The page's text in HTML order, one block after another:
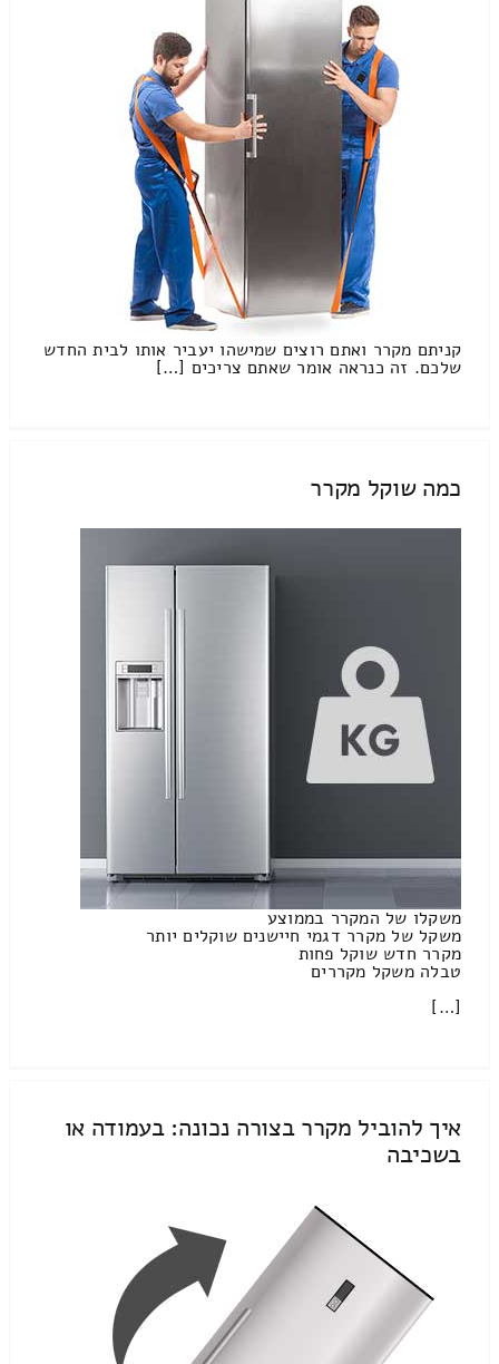
קניתם מקרר ואתם רוצים שמישהו יעביר אותו לבית החדש
שלכם. זה כנראה אומר שאתם צריכים […]
כמה שוקל מקרר
משקלו של המקרר בממוצע
משקל של מקרר דגמי חיישנים שוקלים יותר
מקרר חדש שוקל פחות
טבלה משקל מקררים
[…]
איך להוביל מקרר בצורה נכונה: בעמודה או
בשכיבה